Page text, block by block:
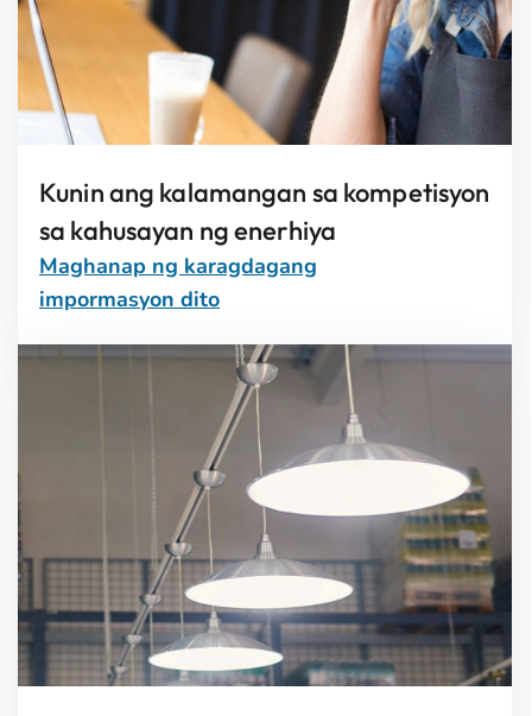
Kunin ang kalamangan sa kompetisyon
sa kahusayan ng enerhiya
Maghanap ng karagdagang
impormasyon dito